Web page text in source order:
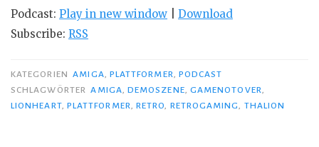
Podcast: Play in new window
Download
Subscribe: RSS
KATEGORIEN AMIGA, PLATTFORMER, PODCAST
SCHLAGWÖRTER AMIGA, DEMOSZENE, GAMENOTOVER,
LIONHEART, PLATTFORMER, RETRO, RETROGAMING, THALION